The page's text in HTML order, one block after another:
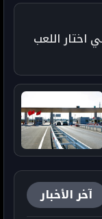
اختار اللعب
آخر الأخبار